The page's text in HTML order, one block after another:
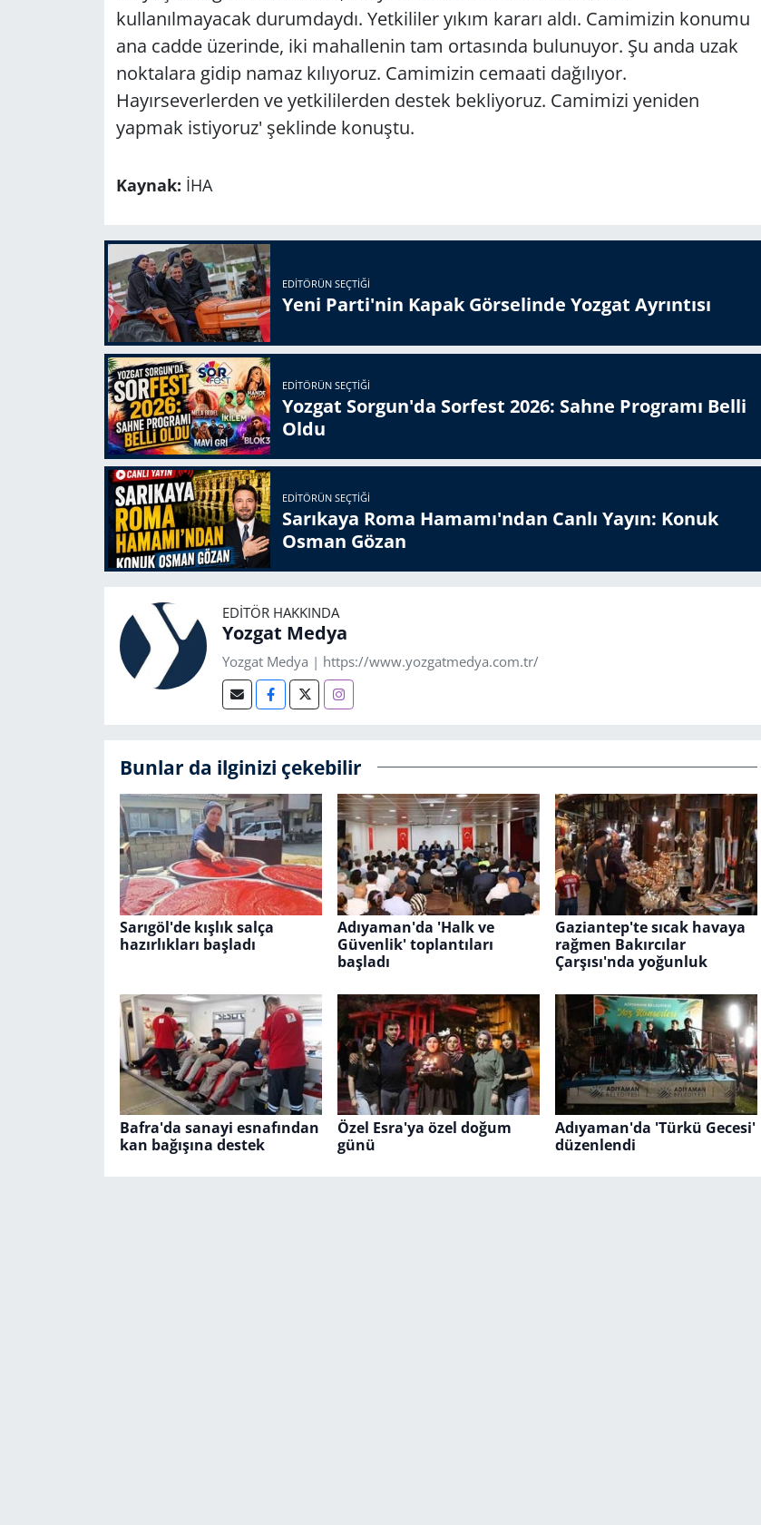
kullanılmayacak durumdaydı. Yetkililer yıkım kararı aldı. Camimizin konumu
ana cadde üzerinde, iki mahallenin tam ortasında bulunuyor. Şu anda uzak
noktalara gidip namaz kılıyoruz. Camimizin cemaati dağılıyor.
Hayırseverlerden ve yetkililerden destek bekliyoruz. Camimizi yeniden
yapmak istiyoruz' şeklinde konuştu.
Kaynak: İHA
EDITÖRÜN SEÇTIĞI
Yeni Parti'nin Kapak Görselinde Yozgat Ayrıntısı
EDITÖRÜN SEÇTIĞI
Yozgat Sorgun'da Sorfest 2026: Sahne Programı Belli
Oldu
EDITÖRÜN SEÇTIĞI
Sarıkaya Roma Hamamı'ndan Canlı Yayın: Konuk
Osman Gözan
EDITÖR HAKKINDA
Yozgat Medya
Yozgat Medya | https://www.yozgatmedya.com.tr/
Bunlar da ilginizi çekebilir
Sarıgöl'de kışlık salça
hazırlıkları başladı
Adıyaman'da 'Halk ve
Güvenlik' toplantıları
başladı
Gaziantep'te sıcak havaya
rağmen Bakırcılar
Çarşısı'nda yoğunluk
Bafra'da sanayi esnafından
kan bağışına destek
Özel Esra'ya özel doğum
günü
Adıyaman'da 'Türkü Gecesi'
düzenlendi